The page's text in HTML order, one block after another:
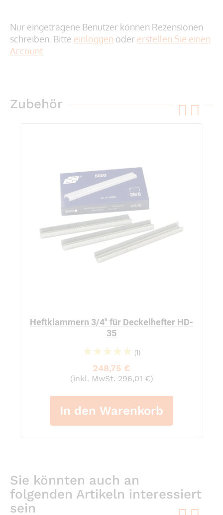
Nur eingetragene Benutzer können Rezensionen
schreiben. Bitte einloggen oder erstellen Sie einen
Account
Zubehör
Heftklammern 3/4" für Deckelhefter HD-
35
100%
(1)
248,75 €
(inkl. MwSt. 296,01 €)
In den Warenkorb
Sie könnten auch an
folgenden Artikeln interessiert
sein